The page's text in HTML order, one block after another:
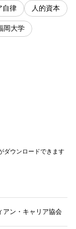
自律 人的資本
岡大学
ダウンロードできます
アン・キャリア協会